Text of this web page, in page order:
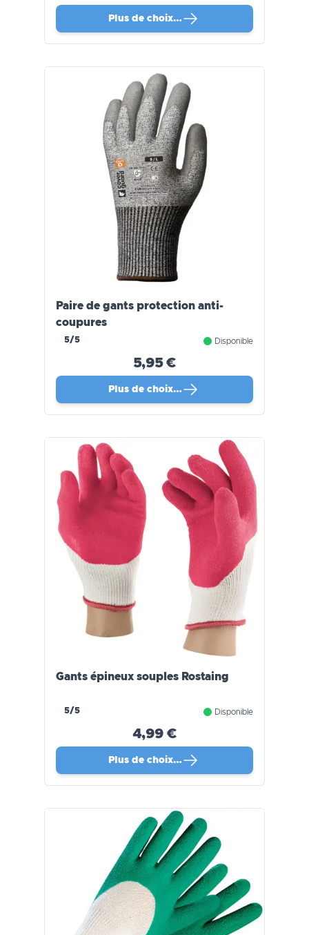
Plus de choix…
Paire de gants protection anti-
coupures
5/5 Disponible
5,95 €
Plus de choix…
Gants épineux souples Rostaing
5/5 Disponible
4,99 €
Plus de choix…